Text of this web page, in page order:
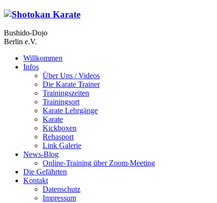
Bushido-Dojo
Berlin e.V.
Willkommen
Infos
Über Uns / Videos
Die Karate Trainer
Trainingszeiten
Trainingsort
Karate Lehrgänge
Karate
Kickboxen
Rehasport
Link Galerie
News-Blog
Online-Training über Zoom-Meeting
Die Gefährten
Kontakt
Datenschutz
Impressum